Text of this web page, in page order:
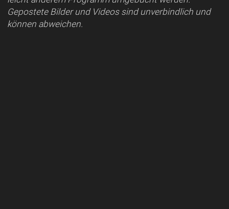
Gepostete Bilder und Videos sind unverbindlich und
können abweichen.